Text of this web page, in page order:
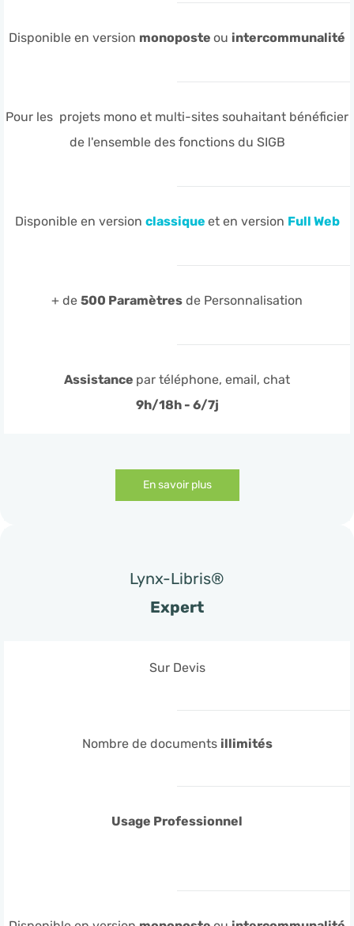
Disponible en version monoposte ou intercommunalité
Pour les projets mono et multi-sites souhaitant bénéficier
de l'ensemble des fonctions du SIGB
Disponible en version classique et en version Full Web
+ de 500 Paramètres de Personnalisation
Assistance par téléphone, email, chat
9h/18h - 6/7j
En savoir plus
Lynx-Libris®
Expert
Sur Devis
Nombre de documents illimités
Usage Professionnel